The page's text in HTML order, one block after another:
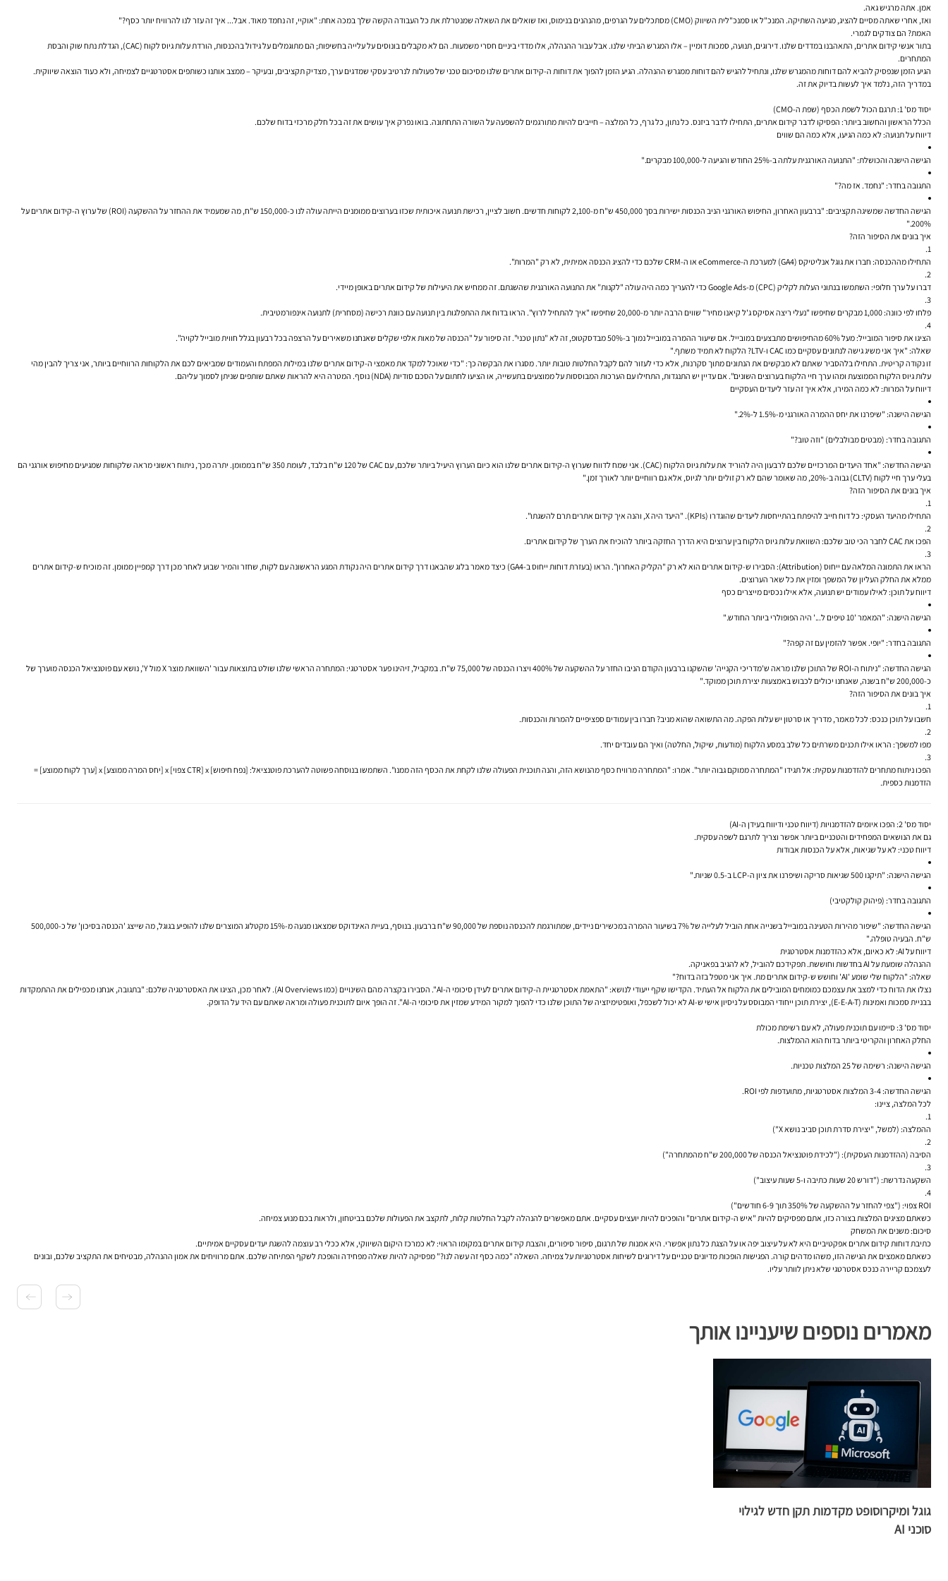
אמן. אתה מרגיש גאה.
ואז, אחרי שאתה מסיים להציג, מגיעה השתיקה. המנכ"ל או סמנכ"לית השיווק (CMO) מסתכלים על הגרפים, מהנהנים בנימוס, ואז שואלים את השאלה שמנטרלת את כל העבודה הקשה שלך במכה אחת:
"אוקיי, זה נחמד מאוד. אבל... איך זה עזר לנו להרוויח יותר כסף?"
האמת? הם צודקים לגמרי.
בתור אנשי קידום אתרים
, התאהבנו במדדים שלנו. דירוגים, תנועה, סמכות דומיין – אלו המגרש הביתי שלנו. אבל עבור ההנהלה, אלו מדדי ביניים חסרי משמעות. הם לא מקבלים בונוסים על עלייה בחשיפות; הם מתוגמלים על גידול בהכנסות, הורדת עלות גיוס לקוח (CAC), הגדלת נתח שוק והבסת
המתחרים.
הגיע הזמן שנפסיק להביא להם דוחות מהמגרש שלנו, ונתחיל להגיש להם דוחות ממגרש ההנהלה. הגיע הזמן להפוך את דוחות ה-קידום אתרים שלנו מסיכום טכני של פעולות לנרטיב עסקי שמדגים ערך, מצדיק תקציבים, ובעיקר – ממצב אותנו כשותפים אסטרטגיים לצמיחה, ולא כעוד הוצאה שיווקית.
במדריך הזה, נלמד איך לעשות בדיוק את זה.
יסוד מס' 1: תרגם הכול לשפת הכסף (שפת ה-CMO)
הכלל הראשון והחשוב ביותר: הפסיקו לדבר קידום אתרים, התחילו לדבר ביזנס. כל נתון, כל גרף, כל המלצה – חייבים להיות מתורגמים להשפעה על השורה התחתונה. בואו נפרק איך עושים את זה בכל חלק מרכזי בדוח שלכם.
דיווח על תנועה: לא כמה הגיעו, אלא כמה הם שווים
הגישה הישנה והכושלת: "התנועה האורגנית עלתה ב-25% החודש והגיעה ל-100,000 מבקרים."
התגובה בחדר: "נחמד. אז מה?"
הגישה החדשה שמשיגה תקציבים:
"ברבעון האחרון, החיפוש האורגני הניב הכנסות ישירות בסך 450,000 ש"ח מ-2,100 לקוחות חדשים. חשוב לציין, רכישת תנועה איכותית שכזו בערוצים ממומנים הייתה עולה לנו כ-150,000 ש"ח, מה שמעמיד את ההחזר על ההשקעה (ROI) של ערוץ ה-קידום אתרים על
200%."
איך בונים את הסיפור הזה?
התחילו מההכנסה: חברו את גוגל אנליטיקס (GA4) למערכת ה-eCommerce או ה-CRM שלכם כדי להציג הכנסה אמיתית, לא רק "המרות".
דברו על ערך חלופי: השתמשו בנתוני העלות לקליק (CPC) מ-Google Ads כדי להעריך כמה היה עולה "לקנות" את התנועה האורגנית שהשגתם. זה ממחיש את היעילות של קידום אתרים באופן מיידי.
פלחו לפי כוונה:
הציגו את סיפור המובייל:מעל 60% מהחיפושים מתבצעים במובייל. אם שיעור ההמרה במובייל נמוך ב-50% מבדסקטופ, זה לא "נתון טכני". זה סיפור על "הכנסה של מאות אלפי שקלים שאנחנו משאירים על הרצפה בכל רבעון בגלל חווית מובייל לקויה".
שאלה: "איך אני משיג גישה לנתונים עסקיים כמו CAC ו-LTV? הלקוח לא תמיד משתף."
זו נקודה קריטית. התחילו בלהסביר שאתם לא מבקשים את הנתונים מתוך סקרנות, אלא כדי לעזורלהםלקבל החלטות טובות יותר. מסגרו את הבקשה כך: "כדי שאוכל למקד את מאמצי ה-קידום אתרים שלנו במילות המפתח והעמודים שמביאים לכם את הלקוחות הרווחיים ביותר, אני צריך להבין מהי
עלות גיוס הלקוח הממוצעת ומהו ערך חיי הלקוח בערוצים השונים". אם עדיין יש התנגדות, התחילו עם הערכות המבוססות על ממוצעים בתעשייה, או הציעו לחתום על הסכם סודיות (NDA) נוסף. המטרה היא להראות שאתם שותפים שניתן לסמוך עליהם.
דיווח על המרות: לא כמה המירו, אלא איך זה עזר ליעדים העסקיים
הגישה הישנה: "שיפרנו את יחס ההמרה האורגני מ-1.5% ל-2%."
התגובה בחדר: (מבטים מבולבלים) "וזה טוב?"
הגישה החדשה:
"אחד היעדים המרכזיים שלכם לרבעון היה להוריד את עלות גיוס הלקוח (CAC). אני שמח לדווח שערוץ ה-קידום אתרים שלנו הוא כיום הערוץ היעיל ביותר שלכם, עם CAC של 120 ש"ח בלבד, לעומת 350 ש"ח בממומן. יתרה מכך, ניתוח ראשוני מראה שלקוחות שמגיעים מחיפוש אורגני הם
בעלי ערך חיי לקוח (CLTV) גבוה ב-20%, מה שאומר שהם לא רק זולים יותר לגיוס, אלא גם רווחיים יותר לאורך זמן."
איך בונים את הסיפור הזה?
התחילו מהיעד העסקי: כל דוח חייב להיפתח בהתייחסות ליעדים שהוגדרו (KPIs). "היעד היה X, והנה איך קידום אתרים תרם להשגתו".
הפכו את CAC לחבר הכי טוב שלכם: השוואת עלות גיוס הלקוח בין ערוצים היא הדרך החזקה ביותר להוכיח את הערך של קידום אתרים.
הראו את התמונה המלאה עם ייחוס (Attribution):
הסבירו ש-קידום אתרים הוא לא רק "הקליק האחרון". הראו (בעזרת דוחות ייחוס ב-GA4) כיצד מאמר בלוג שהבאנו דרך קידום אתרים היה נקודת המגע הראשונה עם לקוח, שחזר והמיר שבוע לאחר מכן דרך קמפיין ממומן. זה מוכיח ש-קידום אתרים
ממלא את החלק העליון של המשפך ומזין את כל שאר הערוצים.
דיווח על תוכן: לאילו עמודים יש תנועה, אלא אילו נכסים מייצרים כסף
הגישה הישנה: "המאמר '10 טיפים ל...' היה הפופולרי ביותר החודש."
התגובה בחדר: "יופי. אפשר להזמין עם זה קפה?"
הגישה החדשה:
"ניתוח ה-ROI של התוכן שלנו מראה ש'מדריכי הקנייה' שהשקנו ברבעון הקודם הניבו החזר על ההשקעה של 400% ויצרו הכנסה של 75,000 ש"ח. במקביל, זיהינו פער אסטרטגי: המתחרה הראשי שלנו שולט בתוצאות עבור 'השוואת מוצר X מול Y', נושא עם פוטנציאל הכנסה מוערך של
כ-200,000 ש"ח בשנה, שאנחנו יכולים לכבוש באמצעות יצירת תוכן ממוקד."
איך בונים את הסיפור הזה?
חשבו על תוכן כנכס:לכל מאמר, מדריך או סרטון יש עלות הפקה. מה התשואה שהוא מניב? חברו בין עמודים ספציפיים להמרות והכנסות.
מפו למשפך: הראו אילו תכנים משרתים כל שלב במסע הלקוח (מודעות, שיקול, החלטה) ואיך הם עובדים יחד.
הפכו ניתוח מתחרים להזדמנות עסקית: אל תגידו "המתחרה ממוקם גבוה יותר". אמרו: "המתחרה מרוויח כסף מהנושא הזה, והנה תוכנית הפעולה שלנו לקחת את הכסף הזה ממנו". השתמשו בנוסחה פשוטה להערכת פוטנציאל: [נפח חיפוש] x [CTR צפוי] x [יחס המרה ממוצע] x [ערך לקוח ממוצע] =
הזדמנות כספית.
יסוד מס' 2: הפכו איומים להזדמנויות (דיווח טכני ודיווח בעידן ה-AI)
גם את הנושאים המפחידים והטכניים ביותר אפשר וצריך לתרגם לשפה עסקית.
דיווח טכני: לא על שגיאות, אלא על הכנסות אבודות
הגישה הישנה: "תיקנו 500 שגיאות סריקה ושיפרנו את ציון ה-LCP ב-0.5 שניות."
התגובה בחדר: (פיהוק קולקטיבי)
הגישה החדשה:
"שיפור מהירות הטעינה במובייל בשנייה אחת הוביל לעלייה של 7% בשיעור ההמרה במכשירים ניידים, שמתורגמת להכנסה נוספת של 90,000 ש"ח ברבעון. בנוסף, בעיית האינדוקס שמצאנו מנעה מ-15% מקטלוג המוצרים שלנו להופיע בגוגל, מה שייצג 'הכנסה בסיכון' של כ-500,000
ש"ח. הבעיה טופלה."
דיווח על AI: לא כאיום, אלא כהזדמנות אסטרטגית
ההנהלה שומעת על AI בחדשות וחוששת. תפקידכם להוביל, לא להגיב בפאניקה.
שאלה: "הלקוח שלי שומע 'AI' וחושש ש-קידום אתרים מת. איך אני מטפל בזה בדוח?"
נצלו את הדוח כדי למצב את עצמכם כמומחים המובילים את הלקוח אל העתיד. הקדישו שקף ייעודי לנושא: "התאמת אסטרטגיית ה-קידום אתרים לעידן סיכומי ה-AI". הסבירו בקצרה מהם השינויים (כמו AI Overviews). לאחר מכן, הציגו את האסטרטגיה שלכם: "בתגובה, אנחנו מכפילים את ההתמקדות
בבניית סמכות ואמינות (E-E-A-T), יצירת תוכן ייחודי המבוסס על ניסיון אישי ש-AI לא יכול לשכפל, ואופטימיזציה של התוכן שלנו כדי להפוך למקור המידע
שמזין את סיכומי ה-AI". זה הופך איום לתוכנית פעולה ומראה שאתם עם היד על הדופק.
יסוד מס' 3: סיימו עם תוכנית פעולה, לא עם רשימת מכולת
החלק האחרון והקריטי ביותר בדוח הוא ההמלצות.
הגישה הישנה: רשימה של 25 המלצות טכניות.
הגישה החדשה:
לכל המלצה, ציינו:
ההמלצה: (למשל, "יצירת סדרת תוכן סביב נושא X")
הסיבה (ההזדמנות העסקית): ("לכידת פוטנציאל הכנסה של 200,000 ש"ח מהמתחרה")
השקעה נדרשת: ("דורש 20 שעות כתיבה ו-5 שעות עיצוב")
ROI צפוי:
("צפי להחזר על ההשקעה של 350% תוך 6-9 חודשים")
כשאתם מציגים המלצות בצורה כזו, אתם מפסיקים להיות "איש ה-קידום אתרים" והופכים להיות יועצים עסקיים. אתם מאפשרים להנהלה לקבל החלטות קלות, לתקצב את הפעולות שלכם בביטחון, ולראות בכם מנוע צמיחה.
סיכום: משנים את המשחק
כתיבת דוחות קידום אתרים אפקטיביים היא לא על עיצוב יפה או על הצגת כל נתון אפשרי. היא אמנות של תרגום, סיפור סיפורים, והצבת קידום אתרים במקומו הראוי: לא כמרכז היקום השיווקי, אלא ככלי רב עוצמה להשגת יעדים עסקיים אמיתיים.
כשאתם מאמצים את הגישה הזו, משהו מדהים קורה. הפגישות הופכות מדיונים טכניים על דירוגים לשיחות אסטרטגיות על צמיחה. השאלה "כמה כסף זה עשה לנו?" מפסיקה להיות שאלה מפחידה והופכת לשקף הפתיחה שלכם. אתם מרוויחים את אמון ההנהלה, מבטיחים את התקציב שלכם, ובונים
לעצמכם קריירה כנכס אסטרטגי שלא ניתן לוותר עליו.
מאמרים נוספים שיעניינו אותך
גוגל ומיקרוסופט מקדמות תקן חדש לגילוי
סוכני AI